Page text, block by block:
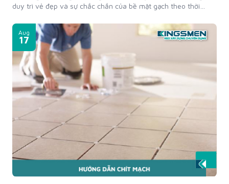
duy trì vẻ đẹp và sự chắc chắn của bề mặt gạch theo thời
các bước để chà ron gạch, chít mạch hiệu quả, cùng với những
lưu ý...
Aug
17